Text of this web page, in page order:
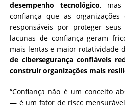
desempenho tecnológico, mas
confiança que as organizações
responsáveis por proteger seus
lacunas de confiança geram
mais lentas e maior rotatividade
de cibersegurança confiáveis
construir organizações mais
“Confiança não é um conceito
— é um fator de risco